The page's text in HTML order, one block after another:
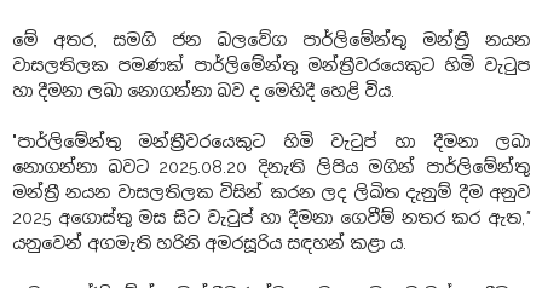
මේ අතර, සමගි ජන බලවේග පාර්ලිමේන්තු මන්ත්‍රී නයන
වාසලතිලක පමණක් පාර්ලිමේන්තු මන්ත්‍රීවරයෙකුට හිමි වැටුප
හා දීමනා ලබා නොගන්නා බව ද මෙහිදී හෙළි විය.
"පාර්ලිමේන්තු මන්ත්‍රීවරයෙකුට හිමි වැටුප් හා දීමනා ලබා
නොගන්නා බවට 2025.08.20 දිනැති ලිපිය මගින් පාර්ලිමේන්තු
මන්ත්‍රී නයන වාසලතිලක විසින් කරන ලද ලිඛිත දැනුම් දීම අනුව
2025 අගොස්තු මස සිට වැටුප් හා දීමනා ගෙවීම් නතර කර ඇත, "
යනුවෙන් අගමැති හරිනි අමරසූරිය සඳහන් කළා ය.